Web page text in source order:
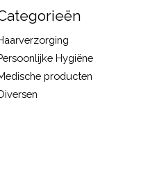
Hygiëne
producten